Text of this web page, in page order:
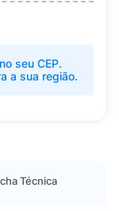
seu CEP.
a sua região.
Técnica